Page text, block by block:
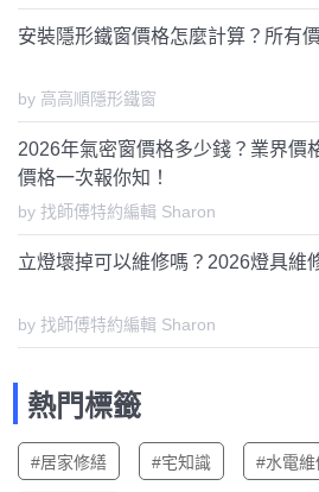
安裝隱形鐵窗價格怎麼計算？所有
by 高高順隱形鐵窗
2026年氣密窗價格多少錢？業界價
價格一次報你知！
by 找師傅特約編輯 Sharon
立燈壞掉可以維修嗎？2026燈具維
by 找師傅特約編輯 Sharon
熱門標籤
#居家修繕 #宅知識 #水電維